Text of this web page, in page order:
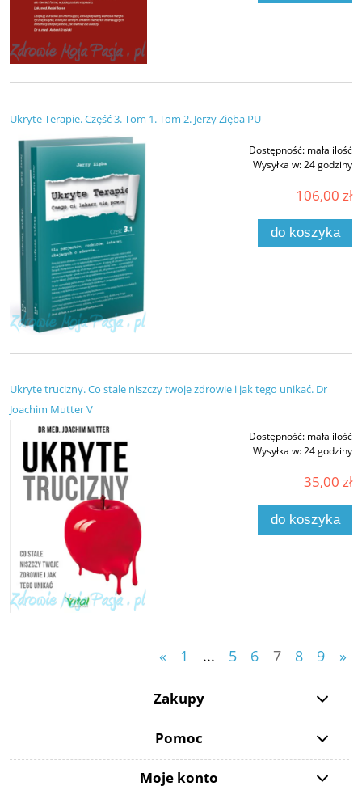
Ukryte Terapie. Część 3. Tom 1. Tom 2. Jerzy Zięba PU
Dostępność: mała ilość
Wysyłka w:24 godziny
106,00 zł
do koszyka
Ukryte trucizny. Co stale niszczy twoje zdrowie i jak tego unikać. Dr
Joachim Mutter V
Dostępność: mała ilość
Wysyłka w:24 godziny
35,00 zł
do koszyka
« 1 ... 5 6 7 8 9 »
Zakupy
Pomoc
Moje konto